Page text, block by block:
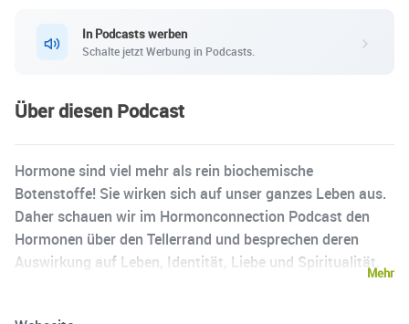
In Podcasts werben
Schalte jetzt Werbung in Podcasts.
Über diesen Podcast
Hormone sind viel mehr als rein biochemische
Botenstoffe! Sie wirken sich auf unser ganzes Leben aus.
Daher schauen wir im Hormonconnection Podcast den
Hormonen über den Tellerrand und besprechen deren
Auswirkung auf Leben, Identität, Liebe und Spiritualität.
Mehr